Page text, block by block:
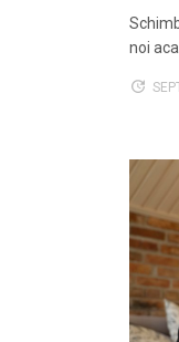
noi